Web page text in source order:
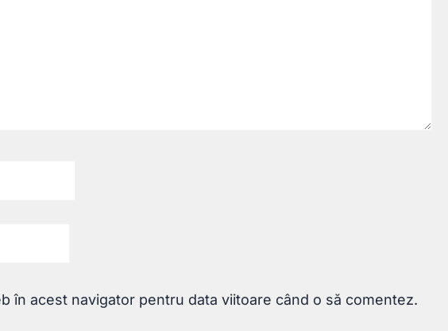
în acest navigator pentru data viitoare când o să comentez.